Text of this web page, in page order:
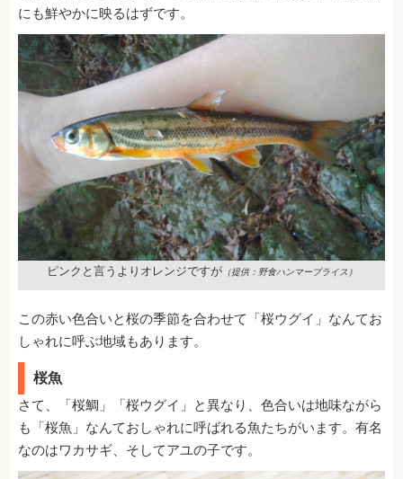
にも鮮やかに映るはずです。
ピンクと言うよりオレンジですが（提供：野食ハンマープライス）
この赤い色合いと桜の季節を合わせて「桜ウグイ」なんてお
しゃれに呼ぶ地域もあります。
桜魚
さて、「桜鯛」「桜ウグイ」と異なり、色合いは地味ながら
も「桜魚」なんておしゃれに呼ばれる魚たちがいます。有名
なのはワカサギ、そしてアユの子です。